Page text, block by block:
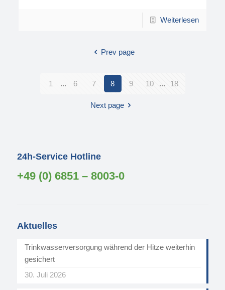
Weiterlesen
Prev page
1 ... 6 7 8 9 10 ... 18
Next page
24h-Service Hotline
+49 (0) 6851 – 8003-0
Aktuelles
Trinkwasserversorgung während der Hitze weiterhin
gesichert
30. Juli 2026